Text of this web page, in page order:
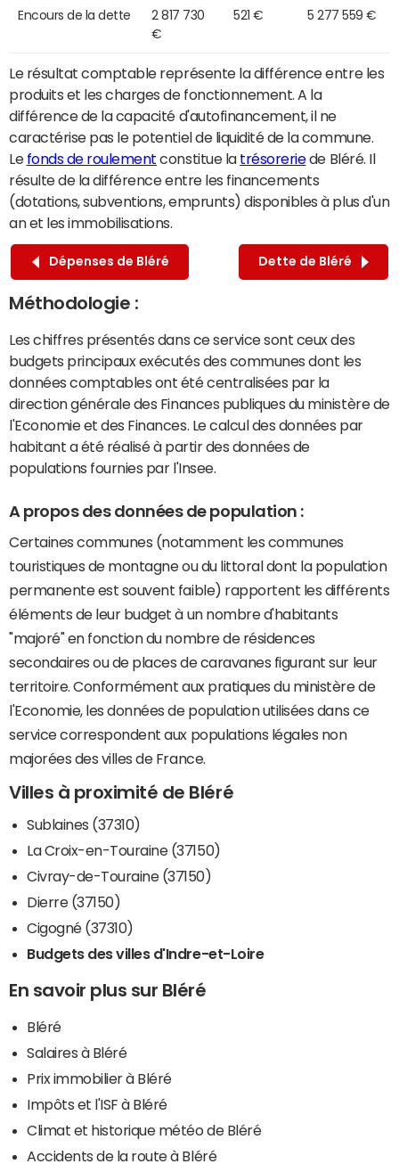
Encours de la dette
2 817 730
€
521 € 5 277 559 €
Le résultat comptable représente la différence entre les
produits et les charges de fonctionnement. A la
différence de la capacité d'autofinancement, il ne
caractérise pas le potentiel de liquidité de la commune.
Le fonds de roulement constitue la trésoreriede Bléré. Il
résulte de la différence entre les financements
(dotations, subventions, emprunts) disponibles à plus d'un
an et les immobilisations.
Dépenses de Bléré Dette de Bléré
Méthodologie :
Les chiffres présentés dans ce service sont ceux des
budgets principaux exécutés des communes dont les
données comptables ont été centralisées par la
direction générale des Finances publiques du ministère de
l'Economie et des Finances. Le calcul des données par
habitant a été réalisé à partir des données de
populations fournies par l'Insee.
A propos des données de population :
Certaines communes (notamment les communes
touristiques de montagne ou du littoral dont la population
permanente est souvent faible) rapportent les différents
éléments de leur budget à un nombre d'habitants
"majoré" en fonction du nombre de résidences
secondaires ou de places de caravanes figurant sur leur
territoire. Conformément aux pratiques du ministère de
l'Economie, les données de population utilisées dans ce
service correspondent aux populations légales non
majorées des villes de France.
Villes à proximité de Bléré
Sublaines (37310)
La Croix-en-Touraine (37150)
Civray-de-Touraine (37150)
Dierre (37150)
Cigogné (37310)
Budgets des villes d'Indre-et-Loire
En savoir plus sur Bléré
Bléré
Salaires à Bléré
Prix immobilier à Bléré
Impôts et l'ISF à Bléré
Climat et historique météo de Bléré
Accidents de la route à Bléré